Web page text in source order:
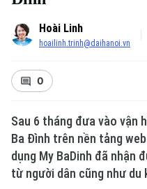
Hoài Linh
hoailinh.trinh@daihanoi.vn
0
Sau 6 tháng đưa vào vận
Ba Đình trên nền tảng
dụng My BaDinh đã nhận
từ người dân cũng như